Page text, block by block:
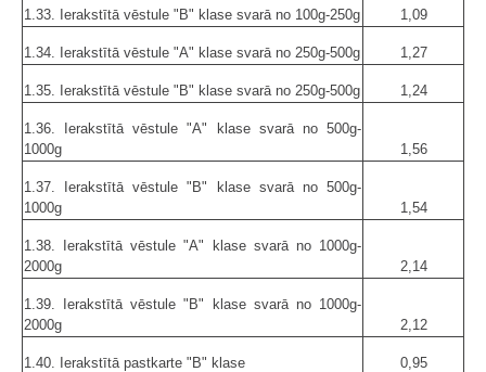
1.33. Ierakstītā vēstule "B" klase svarā no 100g-250g 1,09
1.34. Ierakstītā vēstule "A" klase svarā no 250g-500g 1,27
1.35. Ierakstītā vēstule "B" klase svarā no 250g-500g 1,24
1.36. Ierakstītā vēstule "A" klase svarā no 500g-
1000g
1,56
1.37. Ierakstītā vēstule "B" klase svarā no 500g-
1000g
1,54
1.38. Ierakstītā vēstule "A" klase svarā no 1000g-
2000g
2,14
1.39. Ierakstītā vēstule "B" klase svarā no 1000g-
2000g
2,12
1.40. Ierakstītā pastkarte "B" klase 0,95